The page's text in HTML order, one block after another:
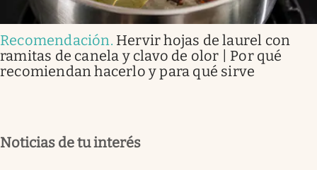
Recomendación. Hervir hojas de laurel con
ramitas de canela y clavo de olor | Por qué
recomiendan hacerlo y para qué sirve
Noticias de tu interés